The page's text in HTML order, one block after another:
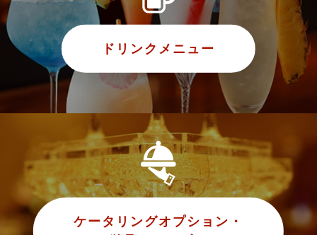
ドリンクメニュー
ケータリングオプション・